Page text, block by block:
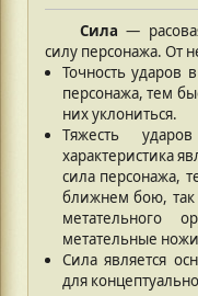
Сила —
силу персонажа. От
Точность
персонажа, тем
них уклониться.
Тяжесть
характеристика
сила персонажа,
ближнем бою, так
метательного
метательные
Сила является
для